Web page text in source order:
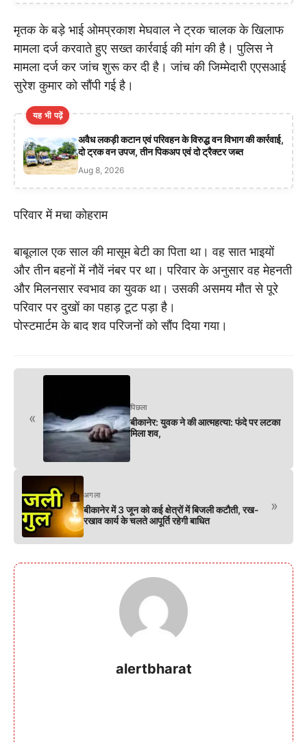
मृतक के बड़े भाई ओमप्रकाश मेघवाल ने ट्रक चालक के खिलाफ
मामला दर्ज करवाते हुए सख्त कार्रवाई की मांग की है। पुलिस ने
मामला दर्ज कर जांच शुरू कर दी है। जांच की जिम्मेदारी एएसआई
सुरेश कुमार को सौंपी गई है।
यह भी पढ़ें
अवैध लकड़ी कटान एवं परिवहन के विरुद्ध वन विभाग की कार्रवाई,
दो ट्रक वन उपज, तीन पिकअप एवं दो ट्रैक्टर जब्त
Aug 8, 2026
परिवार में मचा कोहराम
बाबूलाल एक साल की मासूम बेटी का पिता था। वह सात भाइयों
और तीन बहनों में नौवें नंबर पर था। परिवार के अनुसार वह मेहनती
और मिलनसार स्वभाव का युवक था। उसकी असमय मौत से पूरे
परिवार पर दुखों का पहाड़ टूट पड़ा है।
पोस्टमार्टम के बाद शव परिजनों को सौंप दिया गया।
«
पिछला
बीकानेर: युवक ने की आत्महत्या: फंदे पर लटका
मिला शव,
अगला
बीकानेर में 3 जून को कई क्षेत्रों में बिजली कटौती, रख-
रखाव कार्य के चलते आपूर्ति रहेगी बाधित
»
alertbharat